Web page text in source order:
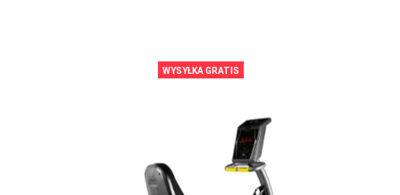
WYSYŁKA GRATIS